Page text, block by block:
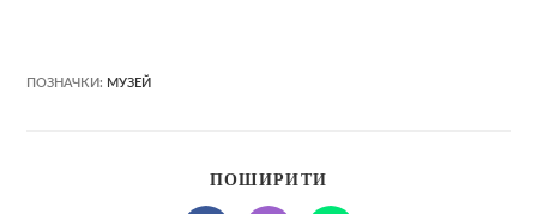
ПОЗНАЧКИ: МУЗЕЙ
ПОШИРИТИ